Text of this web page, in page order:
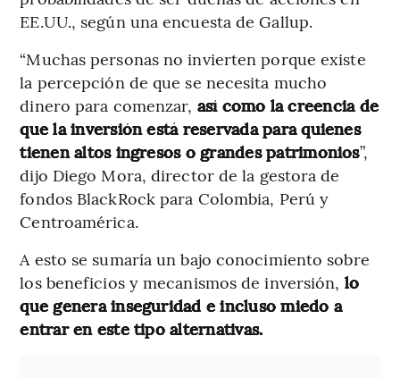
EE.UU., según una encuesta de Gallup.
“Muchas personas no invierten porque existe
la percepción de que se necesita mucho
dinero para comenzar, así como la creencia de
que la inversión está reservada para quienes
tienen altos ingresos o grandes patrimonios”,
dijo Diego Mora, director de la gestora de
fondos BlackRock para Colombia, Perú y
Centroamérica.
A esto se sumaría un bajo conocimiento sobre
los beneficios y mecanismos de inversión, lo
que genera inseguridad e incluso miedo a
entrar en este tipo alternativas.